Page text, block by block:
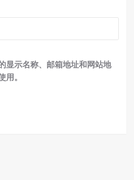
显示名称、邮箱地址和网站地
用。